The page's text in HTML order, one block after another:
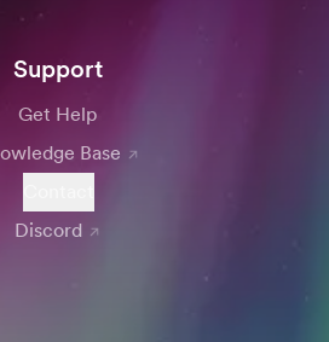
Support
Get Help
Base
Discord